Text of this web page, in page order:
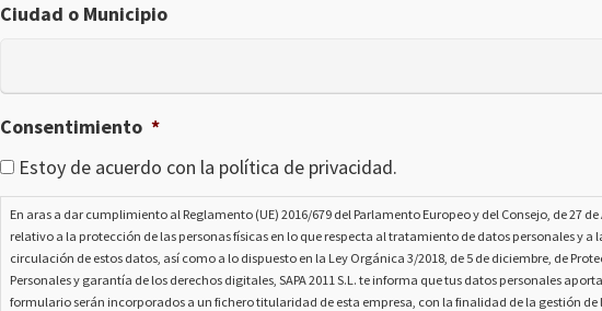
Ciudad o Municipio
Consentimiento *
Estoy de acuerdo con la política de privacidad.
En aras a dar cumplimiento al Reglamento (UE) 2016/679 del Parlamento Europeo y del Consejo, de 27 de
relativo a la protección de las personas físicas en lo que respecta al tratamiento de datos personales y a
circulación de estos datos, así como a lo dispuesto en la Ley Orgánica 3/2018, de 5 de diciembre, de
Personales y garantía de los derechos digitales, SAPA 2011 S.L. te informa que tus datos personales
formulario serán incorporados a un fichero titularidad de esta empresa, con la finalidad de la gestión de